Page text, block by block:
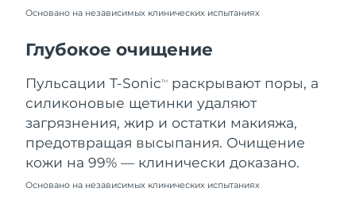
Основано на независимых клинических испытаниях
Глубокое очищение
Пульсации T-SonicTM
раскрывают поры, а
силиконовые щетинки удаляют
загрязнения, жир и остатки макияжа,
предотвращая высыпания. Очищение
кожи на 99% — клинически доказано.
Основано на независимых клинических испытаниях
Ожидаемая дата доставки
Мальта
Ожидаемая дата доставки
11/08/2026
Мексика
Ожидаемая дата доставки
15/08/2026